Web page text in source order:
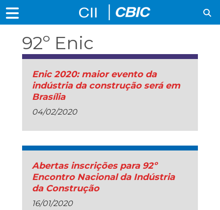
92º Enic
Enic 2020: maior evento da
indústria da construção será em
Brasília
04/02/2020
Abertas inscrições para 92º
Encontro Nacional da Indústria
da Construção
16/01/2020